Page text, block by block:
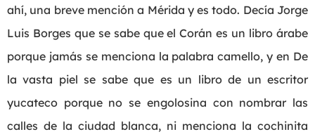
ahí, una breve mención a Mérida y es todo. Decía Jorge
Luis Borges que se sabe que el Corán es un libro árabe
porque jamás se menciona la palabra camello, y en De
la vasta piel se sabe que es un libro de un escritor
yucateco porque no se engolosina con nombrar las
calles de la ciudad blanca, ni menciona la cochinita